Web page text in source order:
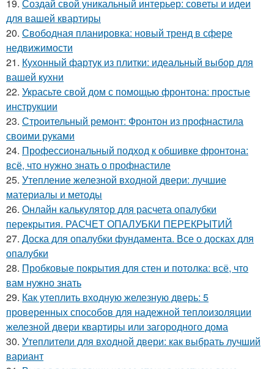
19. Создай свой уникальный интерьер: советы и идеи
для вашей квартиры
20. Свободная планировка: новый тренд в сфере
недвижимости
21. Кухонный фартук из плитки: идеальный выбор для
вашей кухни
22. Украсьте свой дом с помощью фронтона: простые
инструкции
23. Строительный ремонт: Фронтон из профнастила
своими руками
24. Профессиональный подход к обшивке фронтона:
всё, что нужно знать о профнастиле
25. Утепление железной входной двери: лучшие
материалы и методы
26. Онлайн калькулятор для расчета опалубки
перекрытия. РАСЧЕТ ОПАЛУБКИ ПЕРЕКРЫТИЙ
27. Доска для опалубки фундамента. Все о досках для
опалубки
28. Пробковые покрытия для стен и потолка: всё, что
вам нужно знать
29. Как утеплить входную железную дверь: 5
проверенных способов для надежной теплоизоляции
железной двери квартиры или загородного дома
30. Утеплители для входной двери: как выбрать лучший
вариант